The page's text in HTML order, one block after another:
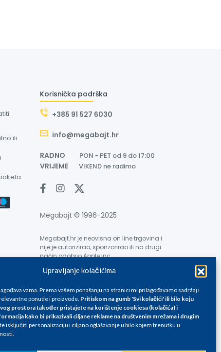
Upravljanje kolačićima
vama. Prema vašem ponašanju na stranici mi prilagođavamo sadržaj i
ponude i proizvode. Pritiskom na gumb 'Svi kolačići' ili bilo koju
prostora također pristajete na korištenje cookiesa (kolačića) i
kako bi prikazivali ciljane reklame nadruštvenim mrežama i drugim
isključiti personalizaciju i ciljano oglašavanje u bilo kojem trenutku u
ili
Korisnička podrška
+385 91 527 6030
info@megabajt.hr
RADNO PON - PET od 9 do 17:00
VRIJEME VIKEND ne radimo
Megabajt © 1996-2025
Megabajt.hr je neovisna on line trgovina i
nije je autorizirao, sponzorirao ili na drugi
način odobrio Apple Inc.
informativnog karaktera i podložne su promjenama, a
isključivo za kupovinu putem webshop-a i mogu
Unatoč tome, ne možemo garantirati da su svi